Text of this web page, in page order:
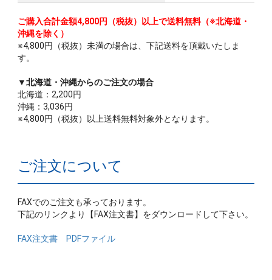
ご購入合計金額4,800円（税抜）以上で送料無料（※北海道・
沖縄を除く）
※4,800円（税抜）未満の場合は、下記送料を頂戴いたしま
す。
▼北海道・沖縄からのご注文の場合
北海道：2,200円
沖縄：3,036円
※4,800円（税抜）以上送料無料対象外となります。
ご注文について
FAXでのご注文も承っております。
下記のリンクより【FAX注文書】をダウンロードして下さい。
FAX注文書 PDFファイル